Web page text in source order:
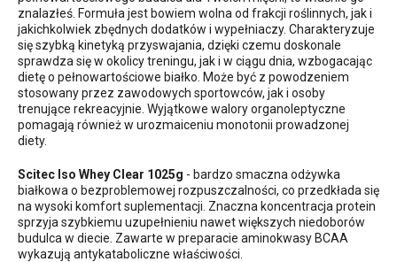
znalazłeś. Formuła jest bowiem wolna od frakcji roślinnych, jak i
jakichkolwiek zbędnych dodatków i wypełniaczy. Charakteryzuje
się szybką kinetyką przyswajania, dzięki czemu doskonale
sprawdza się w okolicy treningu, jak i w ciągu dnia, wzbogacając
dietę o pełnowartościowe białko. Może być z powodzeniem
stosowany przez zawodowych sportowców, jak i osoby
trenujące rekreacyjnie. Wyjątkowe walory organoleptyczne
pomagają również w urozmaiceniu monotonii prowadzonej
diety.
Scitec Iso Whey Clear 1025g - bardzo smaczna odżywka
białkowa o bezproblemowej rozpuszczalności, co przedkłada się
na wysoki komfort suplementacji. Znaczna koncentracja protein
sprzyja szybkiemu uzupełnieniu nawet większych niedoborów
budulca w diecie. Zawarte w preparacie aminokwasy BCAA
wykazują antykataboliczne właściwości.